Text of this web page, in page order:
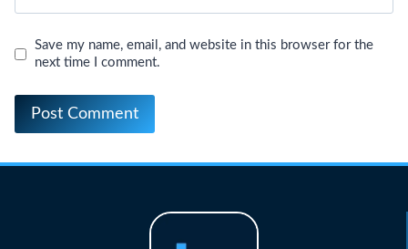
Save my name, email, and website in this browser for the
next time I comment.